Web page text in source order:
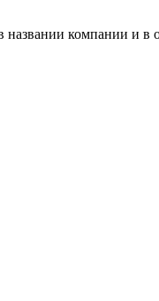
названии компании и в